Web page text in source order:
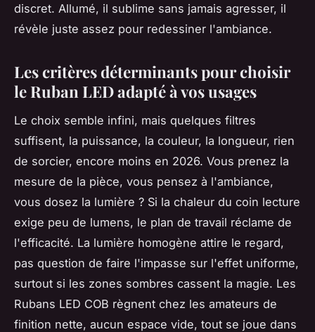
discret. Allumé, il sublime sans jamais agresser, il
révèle juste assez pour redessiner l'ambiance.
Les critères déterminants pour choisir
le Ruban LED adapté à vos usages
Le choix semble infini, mais quelques filtres
suffisent, la puissance, la couleur, la longueur, rien
de sorcier, encore moins en 2026. Vous prenez la
mesure de la pièce, vous pensez à l'ambiance,
vous dosez la lumière ? Si la chaleur du coin lecture
exige peu de lumens, le plan de travail réclame de
l'efficacité. La lumière homogène attire le regard,
pas question de faire l'impasse sur l'effet uniforme,
surtout si les zones sombres cassent la magie. Les
Rubans LED COB règnent chez les amateurs de
finition nette, aucun espace vide, tout se joue dans